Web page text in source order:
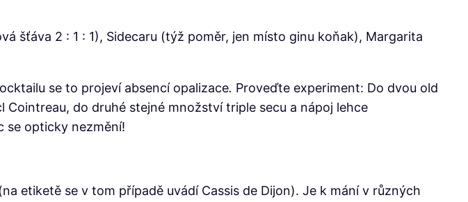
šťáva 2 : 1 : 1), Sidecaru (týž poměr, jen místo ginu koňak), Margarita
se to projeví absencí opalizace. Proveďte experiment: Do dvou old
do druhé stejné množství triple secu a nápoj lehce
se opticky nezmění!
etiketě se v tom případě uvádí Cassis de Dijon). Je k mání v různých